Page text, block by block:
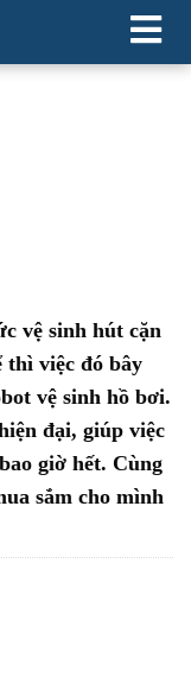
vệ sinh hút cặn
thì việc đó bây
vệ sinh hồ bơi.
đại, giúp việc
giờ hết. Cùng
sắm cho mình